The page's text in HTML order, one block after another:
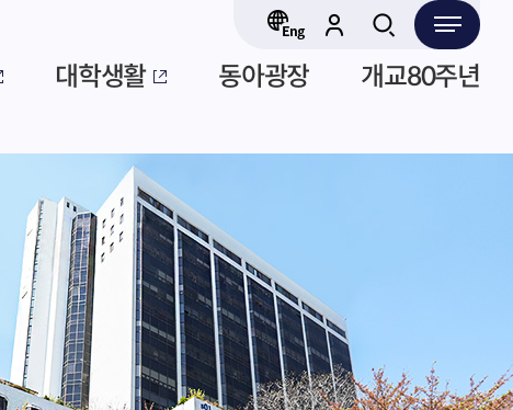
대학생활 동아광장 개교80주년